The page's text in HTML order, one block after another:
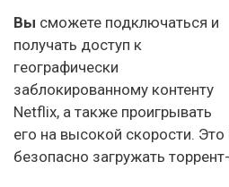
Вы сможете подключаться и
получать доступ к
географически
заблокированному контенту
Netflix, а также проигрывать
его на высокой скорости.
безопасно загружать